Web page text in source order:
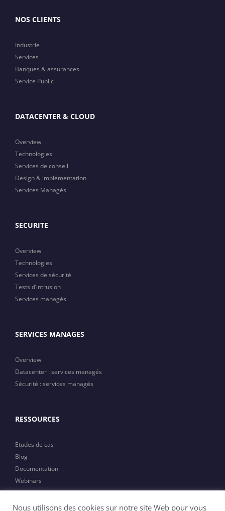
NOS CLIENTS
Industrie
Services
Banques & assurances
Service Public
DATACENTER & CLOUD
Overview
Technologies
Services de conseil
Design & implémentation
Services Managés
SECURITE
Overview
Technologies
Services de sécurité
Tests d’intrusion
Services managés
SERVICES MANAGES
Overview
Datacenter : services managés
Sécurité : services managés
RESSOURCES
Etudes de cas
Blog
Documentation
Webinars
Actualités
Nous utilisons des cookies sur notre site Web pour vous